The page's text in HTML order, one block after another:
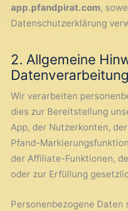
app.pfandpirat.com,
Datenschutzerklärung
2. Allgemeine
Datenverarbeitung
Wir verarbeiten
dies zur Bereitstellung
App, der Nutzerkonten,
Pfand-
der Affiliate-Funktionen,
oder zur Erfüllung
Personenbezogene